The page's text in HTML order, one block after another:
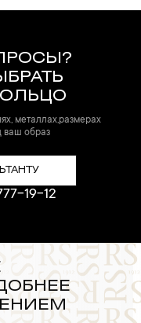
металлах,размерах
ваш образ
19-12